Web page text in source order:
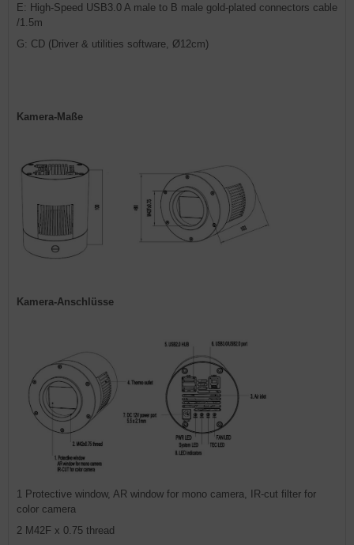
E: High-Speed USB3.0 A male to B male gold-plated connectors cable
/1.5m
G: CD (Driver & utilities software, Ø12cm)
Kamera-Maße
Kamera-Anschlüsse
1 Protective window, AR window for mono camera, IR-cut filter for
color camera
2 M42F x 0.75 thread